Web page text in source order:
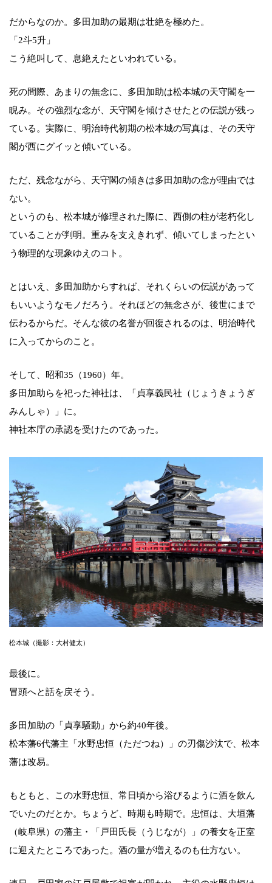
だからなのか。多田加助の最期は壮絶を極めた。
「2斗5升」
こう絶叫して、息絶えたといわれている。
死の間際、あまりの無念に、多田加助は松本城の天守閣を一
睨み。その強烈な念が、天守閣を傾けさせたとの伝説が残っ
ている。実際に、明治時代初期の松本城の写真は、その天守
閣が西にグイッと傾いている。
ただ、残念ながら、天守閣の傾きは多田加助の念が理由では
ない。
というのも、松本城が修理された際に、西側の柱が老朽化し
ていることが判明。重みを支えきれず、傾いてしまったとい
う物理的な現象ゆえのコト。
とはいえ、多田加助からすれば、それくらいの伝説があって
もいいようなモノだろう。それほどの無念さが、後世にまで
伝わるからだ。そんな彼の名誉が回復されるのは、明治時代
に入ってからのこと。
そして、昭和35（1960）年。
多田加助らを祀った神社は、「貞享義民社（じょうきょうぎ
みんしゃ）」に。
神社本庁の承認を受けたのであった。
松本城（撮影：大村健太）
最後に。
冒頭へと話を戻そう。
多田加助の「貞享騒動」から約40年後。
松本藩6代藩主「水野忠恒（ただつね）」の刃傷沙汰で、松本
藩は改易。
もともと、この水野忠恒、常日頃から浴びるように酒を飲ん
でいたのだとか。ちょうど、時期も時期で。忠恒は、大垣藩
（岐阜県）の藩主・「戸田氏長（うじなが）」の養女を正室
に迎えたところであった。酒の量が増えるのも仕方ない。